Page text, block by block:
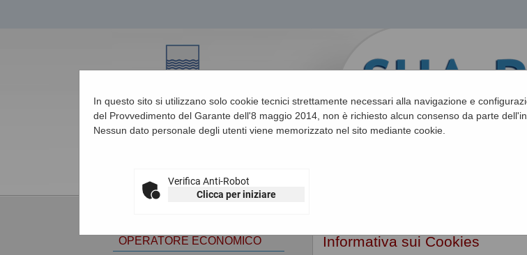
In questo sito si utilizzano solo cookie tecnici strettamente necessari alla navigazione e
del Provvedimento del Garante dell'8 maggio 2014, non è richiesto alcun consenso da parte
Nessun dato personale degli utenti viene memorizzato nel sito mediante cookie.
Verifica Anti-Robot
Clicca per iniziare
Informativa sui Cookies
OPERATORE ECONOMICO